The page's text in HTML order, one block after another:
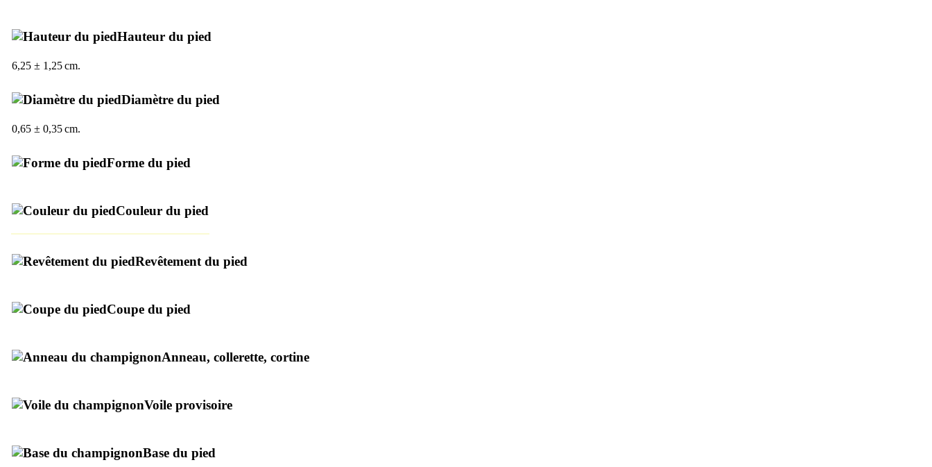
Hauteur du pied
6,25 ± 1,25 cm.
Diamètre du pied
0,65 ± 0,35 cm.
Forme du pied
Couleur du pied
Revêtement du pied
Coupe du pied
Anneau, collerette, cortine
Voile provisoire
Base du pied